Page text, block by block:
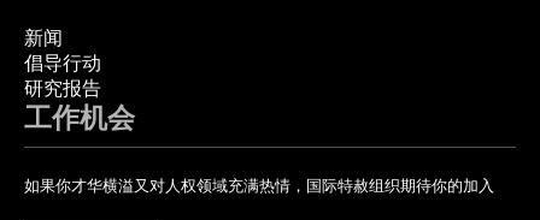
新闻
倡导行动
研究报告
工作机会
如果你才华横溢又对人权领域充满热情，国际特赦组织期待你的加入